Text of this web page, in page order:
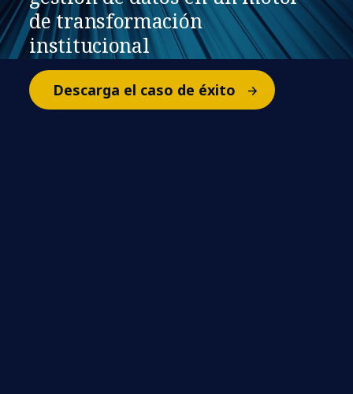
de transformación
institucional
Descarga el caso de éxito